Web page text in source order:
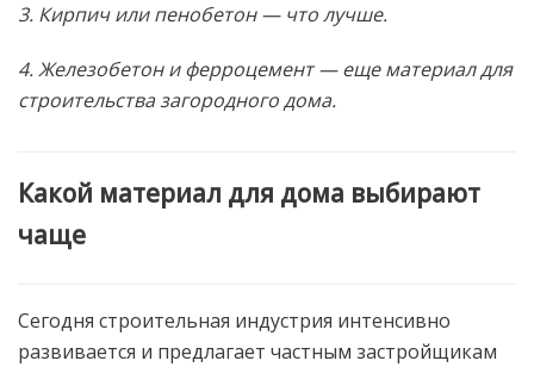
3. Кирпич или пенобетон — что лучше.
4. Железобетон и ферроцемент — еще материал для
строительства загородного дома.
Какой материал для дома выбирают
чаще
Сегодня строительная индустрия интенсивно
развивается и предлагает частным застройщикам